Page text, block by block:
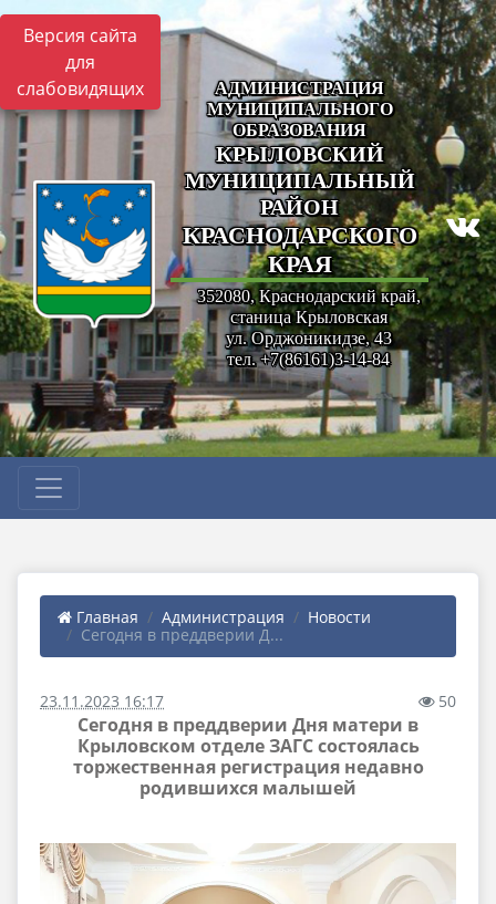
Версия сайта
для
слабовидящих
АДМИНИСТРАЦИЯ
МУНИЦИПАЛЬНОГО
ОБРАЗОВАНИЯ
КРЫЛОВСКИЙ
МУНИЦИПАЛЬНЫЙ
РАЙОН
КРАСНОДАРСКОГО
КРАЯ
352080, Краснодарский край,
станица Крыловская
ул. Орджоникидзе, 43
тел. +7(86161)3-14-84
Главная Администрация
Новости
Сегодня в преддверии Д...
23.11.2023 16:17 50
Сегодня в преддверии Дня матери в
Крыловском отделе ЗАГС состоялась
торжественная регистрация недавно
родившихся малышей